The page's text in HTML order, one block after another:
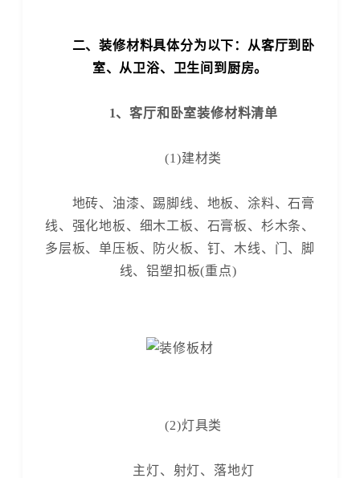
二、装修材料具体分为以下：从客厅到卧
室、从卫浴、卫生间到厨房。
1、客厅和卧室装修材料清单
(1)建材类
地砖、油漆、踢脚线、地板、涂料、石膏
线、强化地板、细木工板、石膏板、杉木条、
多层板、单压板、防火板、钉、木线、门、脚
线、铝塑扣板(重点)
(2)灯具类
主灯、射灯、落地灯